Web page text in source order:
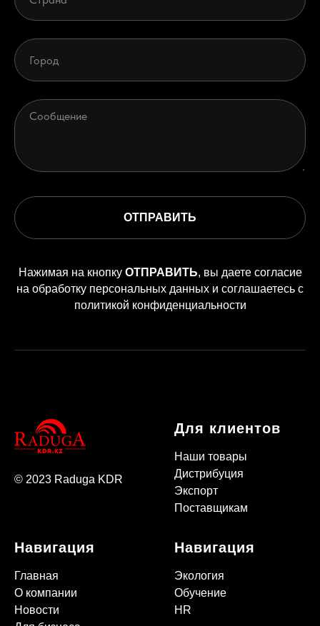
ОТПРАВИТЬ
Нажимая на кнопку ОТПРАВИТЬ, вы даете согласие
на обработку персональных данных и соглашаетесь c
политикой конфиденциальности
© 2023 Raduga KDR
Для клиентов
Наши товары
Дистрибуция
Экспорт
Поставщикам
Навигация
Главная
О компании
Новости
Навигация
Экология
Обучение
HR